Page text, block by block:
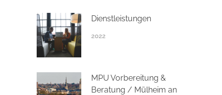
Dienstleistungen
2022
MPU Vorbereitung &
Beratung / Mülheim an